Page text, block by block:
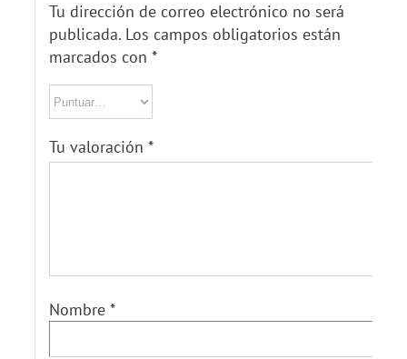
Tu dirección de correo electrónico no será
publicada.Los campos obligatorios están
marcados con *
Tu valoración *
Nombre *